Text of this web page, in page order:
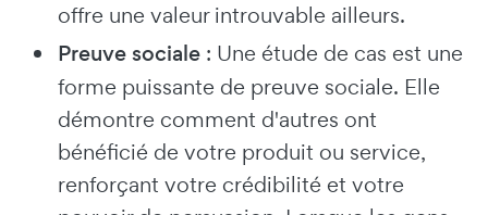
offre une valeur introuvable ailleurs.
Preuve sociale : Une étude de cas est une
forme puissante de preuve sociale. Elle
démontre comment d'autres ont
bénéficié de votre produit ou service,
renforçant votre crédibilité et votre